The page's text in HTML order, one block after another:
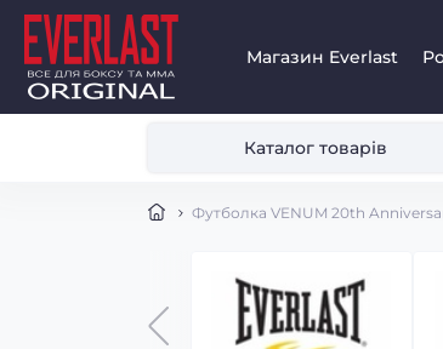
Магазин Everlast
Каталог товарів
Футболка VENUM 20th